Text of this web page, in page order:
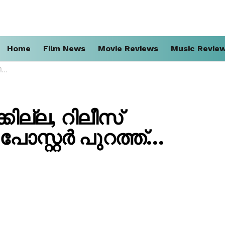
Home Film News Movie Reviews Music
റിലീസ്
പുറത്ത്…